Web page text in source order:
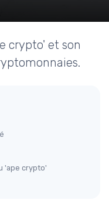
crypto' et son
'ape crypto'